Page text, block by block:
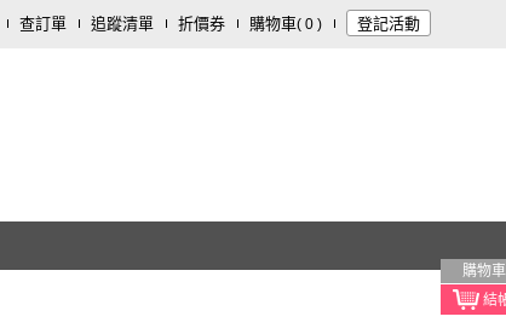
查訂單 追蹤清單 折價券 購物車( 0 ) 登記活動
購物車